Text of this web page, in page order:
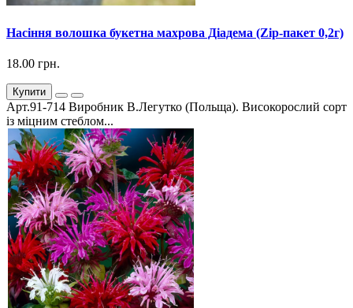
Насіння волошка букетна махрова Діадема (Zip-пакет 0,2г)
18.00 грн.
Купити
Арт.91-714 Виробник В.Легутко (Польща). Високорослий сорт
із міцним стеблом...